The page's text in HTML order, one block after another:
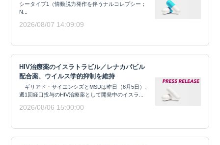
シータイプ1（情動脱力発作を伴うナルコレプシー；
N...
2026/08/07 14:09:09
HIV治療薬のイスラトラビル／レナカパビル
配合薬、ウイルス学的抑制を維持
ギリアド・サイエンシズとMSDは昨日（8月5日）、
週1回経口投与のHIV治療薬として開発中のイスラ...
2026/08/06 15:00:00